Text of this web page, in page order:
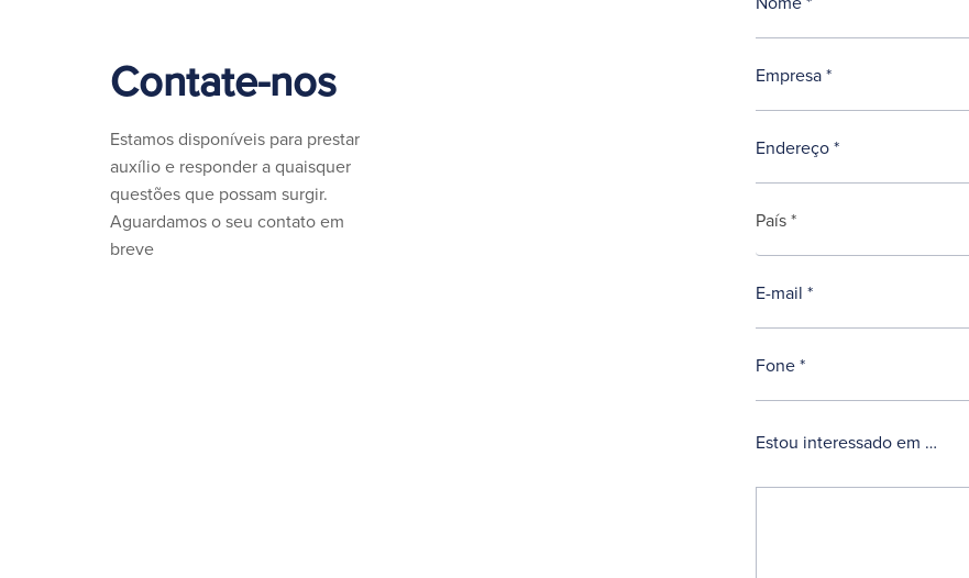
Contate-nos
Estamos disponíveis para prestar
auxílio e responder a quaisquer
questões que possam surgir.
Aguardamos o seu contato em
breve
Website
URL
País *
Estou interessado em …